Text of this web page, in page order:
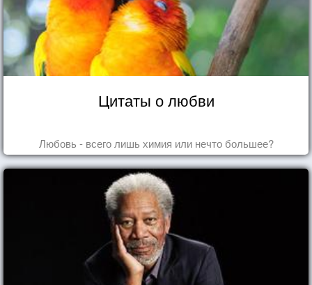
Цитаты о любви
Любовь - всего лишь химия или нечто большее?